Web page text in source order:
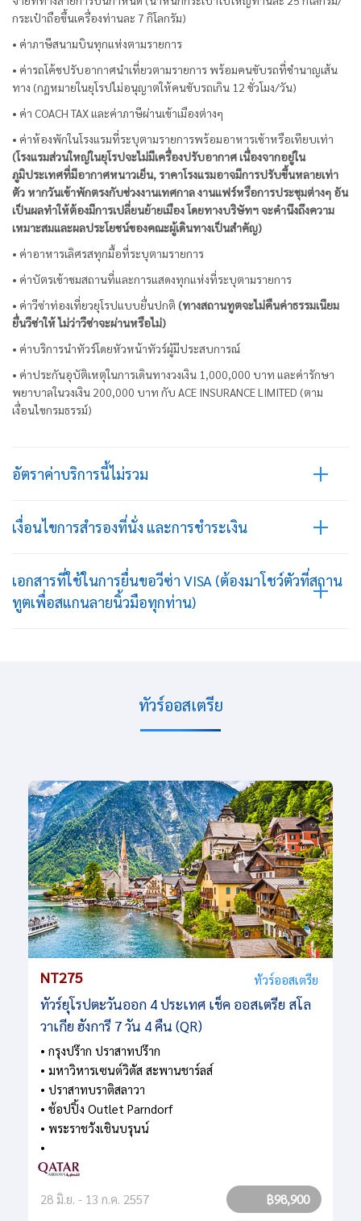
กระเป๋าถือขึ้นเครื่องท่านละ 7 กิโลกรัม)
• ค่าภาษีสนามบินทุกแห่งตามรายการ
• ค่ารถโค้ชปรับอากาศนำเที่ยวตามรายการ พร้อมคนขับรถที่ชำนาญเส้น
ทาง (กฎหมายในยุโรปไม่อนุญาตให้คนขับรถเกิน 12 ชั่วโมง/วัน)
• ค่า COACH TAX และค่าภาษีผ่านเข้าเมืองต่างๆ
• ค่าห้องพักในโรงแรมที่ระบุตามรายการพร้อมอาหารเช้าหรือเทียบเท่า
(โรงแรมส่วนใหญ่ในยุโรปจะไม่มีเครื่องปรับอากาศ เนื่องจากอยู่ใน
ภูมิประเทศที่มีอากาศหนาวเย็น, ราคาโรงแรมอาจมีการปรับขึ้นหลายเท่า
ตัว หากวันเข้าพักตรงกับช่วงงานเทศกาล งานแฟร์หรือการประชุมต่างๆ อัน
เป็นผลทำให้ต้องมีการเปลี่ยนย้ายเมือง โดยทางบริษัทฯ จะคำนึงถึงความ
เหมาะสมและผลประโยชน์ของคณะผู้เดินทางเป็นสำคัญ)
• ค่าอาหารเลิศรสทุกมื้อที่ระบุตามรายการ
• ค่าบัตรเข้าชมสถานที่และการแสดงทุกแห่งที่ระบุตามรายการ
• ค่าวีซ่าท่องเที่ยวยุโรปแบบยื่นปกติ (ทางสถานทูตจะไม่คืนค่าธรรมเนียม
ยื่นวีซ่าให้ ไม่ว่าวีซ่าจะผ่านหรือไม่)
• ค่าบริการนำทัวร์โดยหัวหน้าทัวร์ผู้มีประสบการณ์
• ค่าประกันอุบัติเหตุในการเดินทางวงเงิน 1,000,000 บาท และค่ารักษา
พยาบาลในวงเงิน 200,000 บาท กับ ACE INSURANCE LIMITED (ตาม
เงื่อนไขกรมธรรม์)
อัตราค่าบริการนี้ไม่รวม
เงื่อนไขการสำรองที่นั่ง และการชำระเงิน
เอกสารที่ใช้ในการยื่นขอวีซ่า VISA (ต้องมาโชว์ตัวที่สถาน
ทูตเพื่อสแกนลายนิ้วมือทุกท่าน)
ทัวร์ออสเตรีย
NT275 ทัวร์ออสเตรีย
ทัวร์ยุโรปตะวันออก 4 ประเทศ เช็ค ออสเตรีย สโล
วาเกีย ฮังการี 7 วัน 4 คืน (QR)
• กรุงปร๊าก ปราสาทปร๊าก
• มหาวิหารเซนต์วิตัส สะพานชาร์ลส์
• ปราสาทบราติสลาวา
• ช้อปปิ้ง Outlet Parndorf
• พระราชวังเชินบรุนน์
•
28 มิ.ย. - 13 ก.ค. 2557 ฿98,900